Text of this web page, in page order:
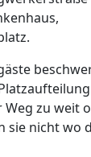
Weg zu weit
sie nicht wo